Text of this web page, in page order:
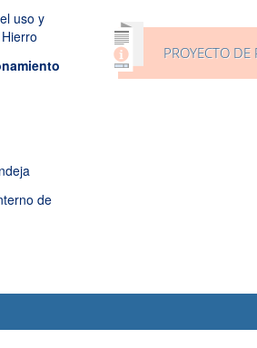
uso y
de
PROYECTO